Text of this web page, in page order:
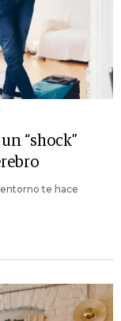
“shock”
te hace